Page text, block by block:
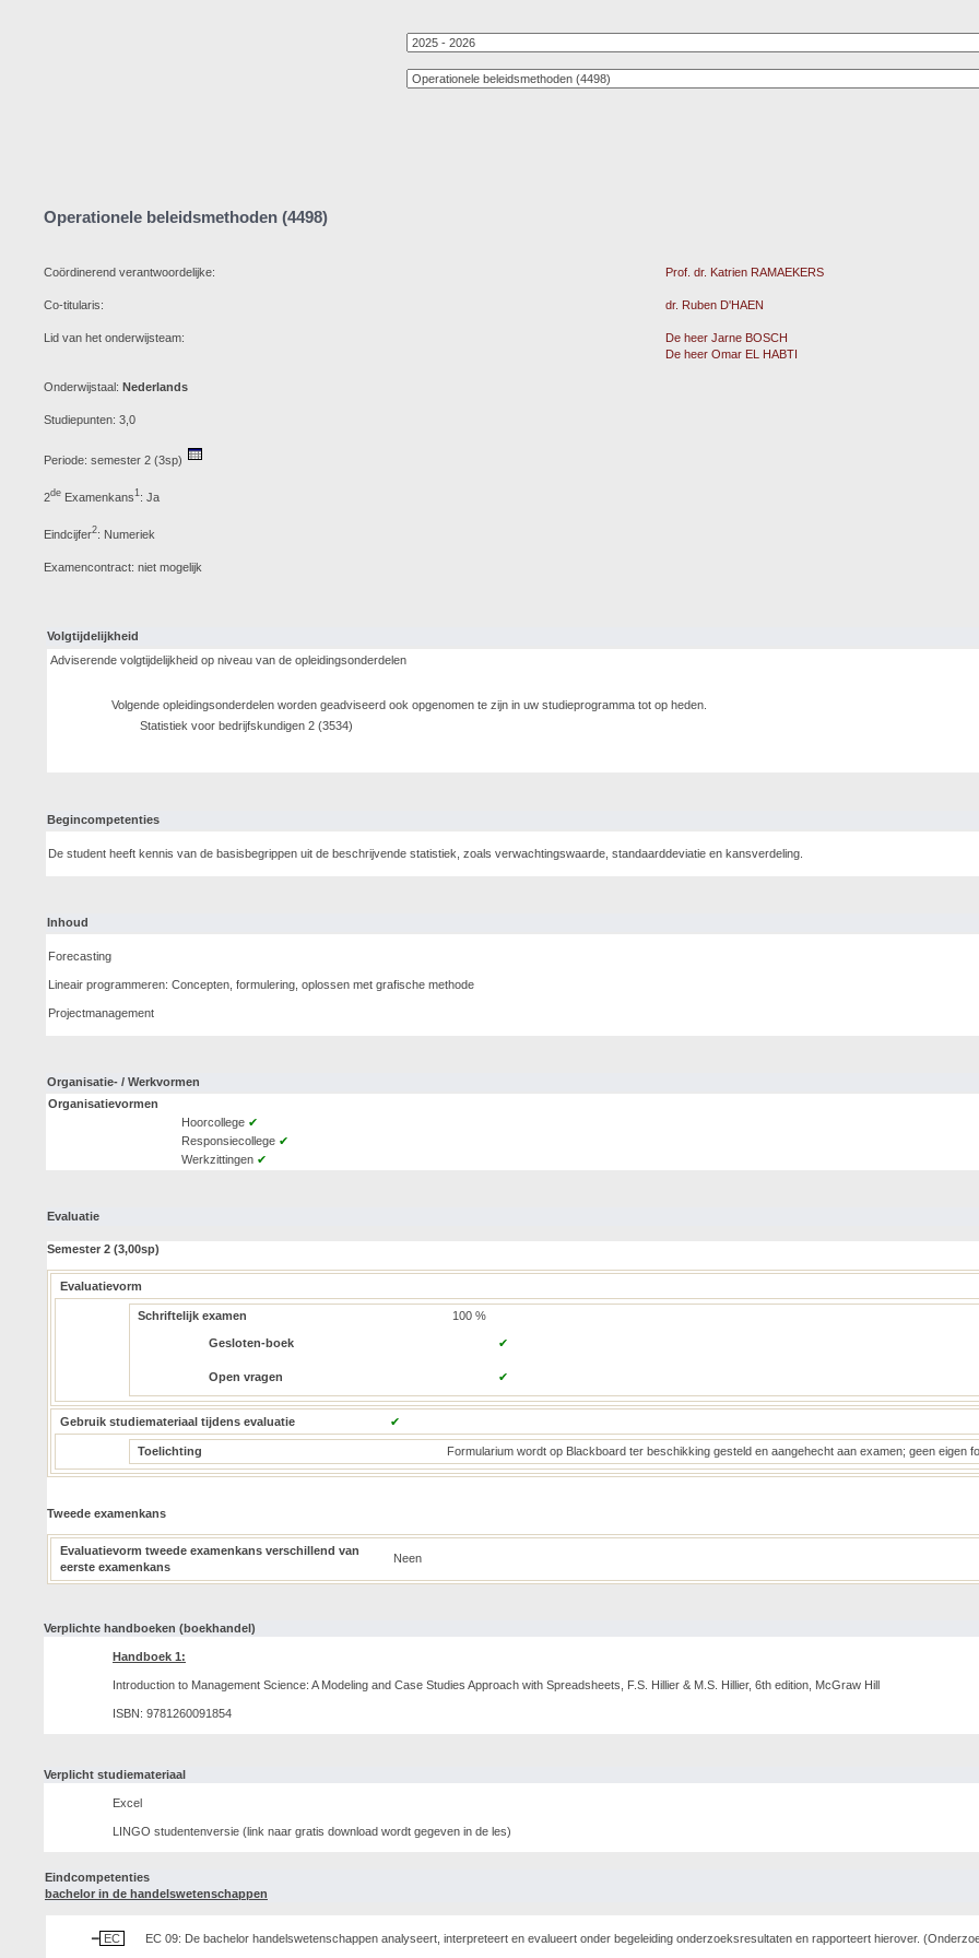
Operationele beleidsmethoden (4498)
Coördinerend verantwoordelijke: Prof. dr. Katrien RAMAEKERS
Co-titularis: dr. Ruben D'HAEN
Lid van het onderwijsteam:
De heer Jarne BOSCH
De heer Omar EL HABTI
Onderwijstaal: Nederlands
Studiepunten: 3,0
Periode: semester 2 (3sp)
2de Examenkans1: Ja
Eindcijfer2: Numeriek
Examencontract: niet mogelijk
Volgtijdelijkheid
Adviserende volgtijdelijkheid op niveau van de opleidingsonderdelen
Volgende opleidingsonderdelen worden geadviseerd ook opgenomen te zijn in uw studieprogramma tot op heden.
Statistiek voor bedrijfskundigen 2 (3534)
Begincompetenties
De student heeft kennis van de basisbegrippen uit de beschrijvende statistiek, zoals verwachtingswaarde, standaarddeviatie en kansverdeling.
Inhoud
Forecasting
Lineair programmeren: Concepten, formulering, oplossen met grafische methode
Projectmanagement
Organisatie- / Werkvormen
Organisatievormen
Hoorcollege ✔
Responsiecollege ✔
Werkzittingen ✔
Evaluatie
Semester 2 (3,00sp)
Evaluatievorm
Schriftelijk examen 100 %
Gesloten-boek ✔
Open vragen ✔
Gebruik studiemateriaal tijdens evaluatie ✔
Toelichting Formularium wordt op Blackboard ter beschikking gesteld en aangehecht aan examen; geen eigen
Tweede examenkans
Evaluatievorm tweede examenkans verschillend van
eerste examenkans
Neen
Verplichte handboeken (boekhandel)
Handboek 1:
Introduction to Management Science: A Modeling and Case Studies Approach with Spreadsheets, F.S. Hillier & M.S. Hillier, 6th edition, McGraw Hill
ISBN: 9781260091854
Verplicht studiemateriaal
Excel
LINGO studentenversie (link naar gratis download wordt gegeven in de les)
Eindcompetenties
bachelor in de handelswetenschappen
EC EC 09: De bachelor handelswetenschappen analyseert, interpreteert en evalueert onder begeleiding onderzoeksresultaten en rapporteert hierover.